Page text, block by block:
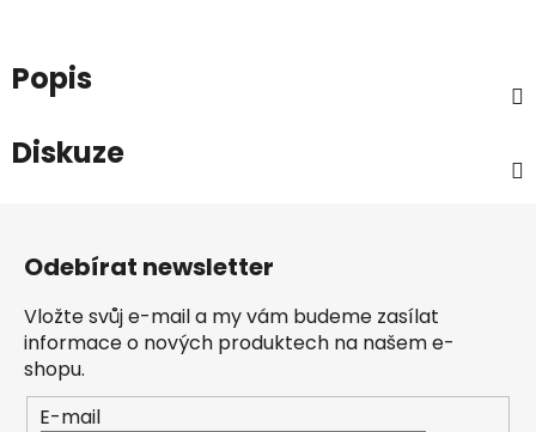
Popis
Diskuze
Odebírat newsletter
Vložte svůj e-mail a my vám budeme zasílat
informace o nových produktech na našem e-
shopu.
E-mail